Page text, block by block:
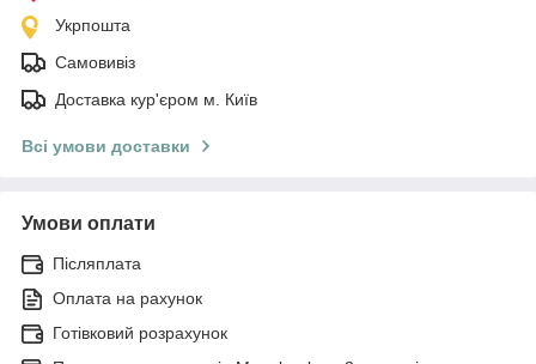
Укрпошта
Самовивіз
Доставка кур'єром м. Київ
Всі умови доставки
Умови оплати
Післяплата
Оплата на рахунок
Готівковий розрахунок